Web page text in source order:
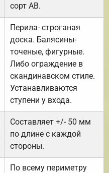
сорт АВ.
Перила- строганая
доска. Балясины-
точеные, фигурные.
Либо ограждение в
скандинавском стиле.
Устанавливаются
ступени у входа.
Составляет +/- 50 мм
по длине с каждой
стороны.
По всему периметру